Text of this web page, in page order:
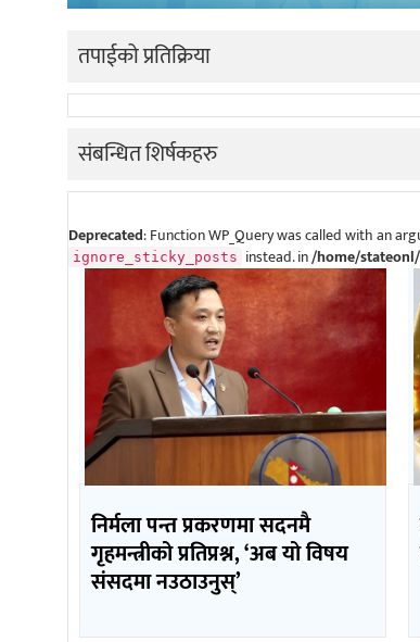
तपाईको प्रतिक्रिया
संबन्धित शिर्षकहरु
Deprecated: Function WP_Query was called with an
ignore_sticky_posts instead. in/home/
निर्मला पन्त प्रकरणमा सदनमै
गृहमन्त्रीको प्रतिप्रश्न, ‘अब यो विषय
संसदमा नउठाउनुस्’